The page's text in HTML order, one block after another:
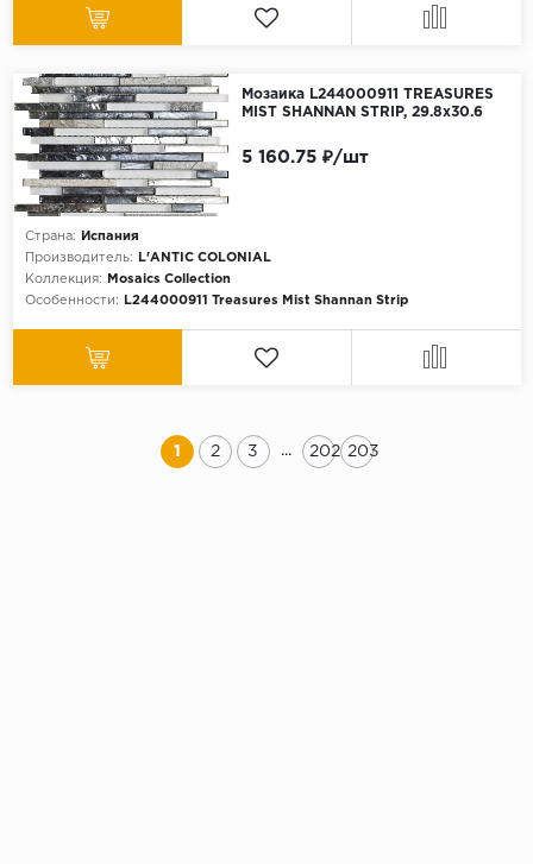
Мозаика L244000911 TREASURES
MIST SHANNAN STRIP, 29.8x30.6
Страна:
Испания
Производитель:
L'ANTIC COLONIAL
Коллекция:
Mosaics Collection
Особенности:
L244000911 Treasures Mist Shannan Strip
5 160.75 ₽/шт
1 2 3 ... 202 203